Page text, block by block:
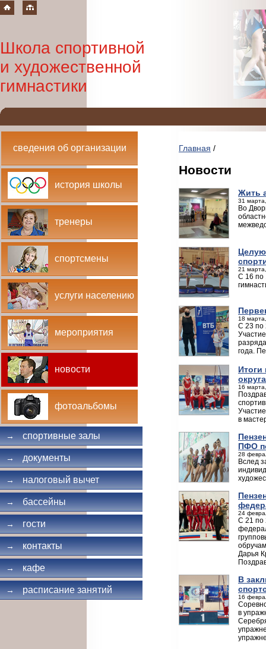
Школа спортивной
и художественной
гимнастики
сведения об организации
история школы
тренеры
спортсмены
услуги населению
мероприятия
новости
фотоальбомы
→ спортивные залы
→ документы
→ налоговый вычет
→ бассейны
→ гости
→ контакты
→ кафе
→ расписание занятий
Главная /
Новости
Жить
31
Во
21
С 16 по
18
С 23 по
года.
Итоги
округа
16
в
ПФО
28
Вслед
24
С 21 по
Дарья
В
16
в